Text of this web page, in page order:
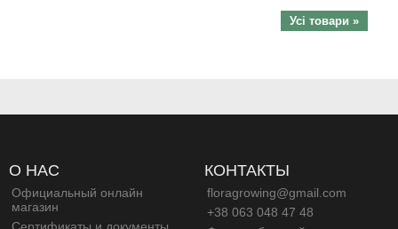
Усі товари »
О НАС
Официальный онлайн
магазин
КОНТАКТЫ
floragrowing@gmail.com
+38 063 048 47 48